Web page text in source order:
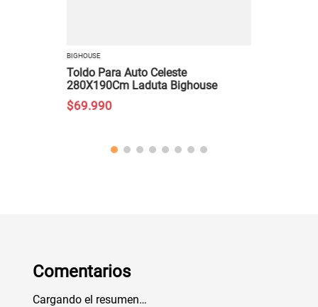
BIGHOUSE
Toldo Para Auto Celeste
280X190Cm Laduta Bighouse
$69.990
Comentarios
Cargando el resumen…